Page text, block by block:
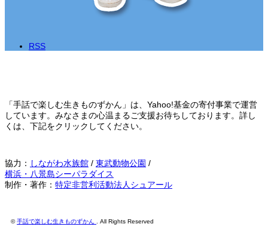
RSS
「手話で楽しむ生きものずかん」は、Yahoo!基金の寄付事業で運営
しています。みなさまの心温まるご支援お待ちしております。詳し
くは、下記をクリックしてください。
協力： しながわ水族館 / 東武動物公園 /
横浜・八景島シーパラダイス
制作・著作： 特定非営利活動法人シュアール
©手話で楽しむ生きものずかん . All Rights Reserved